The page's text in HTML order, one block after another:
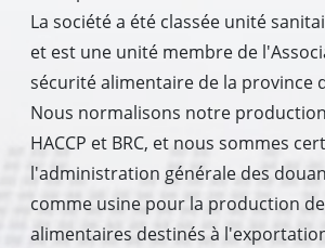
La société a été classée unité
et est une unité membre de
sécurité alimentaire de la province
Nous normalisons notre
HACCP et BRC, et nous sommes
l'administration générale des
comme usine pour la production
alimentaires destinés à